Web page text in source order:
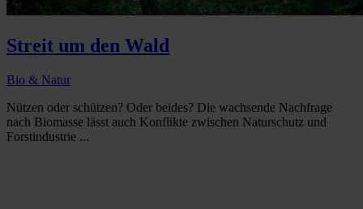
Streit um den Wald
Bio & Natur
Nützen oder schützen? Oder beides? Die wachsende Nachfrage
nach Biomasse lässt auch Konflikte zwischen Naturschutz und
Forstindustrie ...